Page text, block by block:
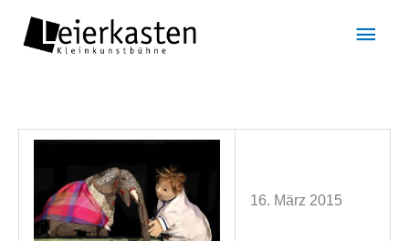
Inhalt
16. März 2015